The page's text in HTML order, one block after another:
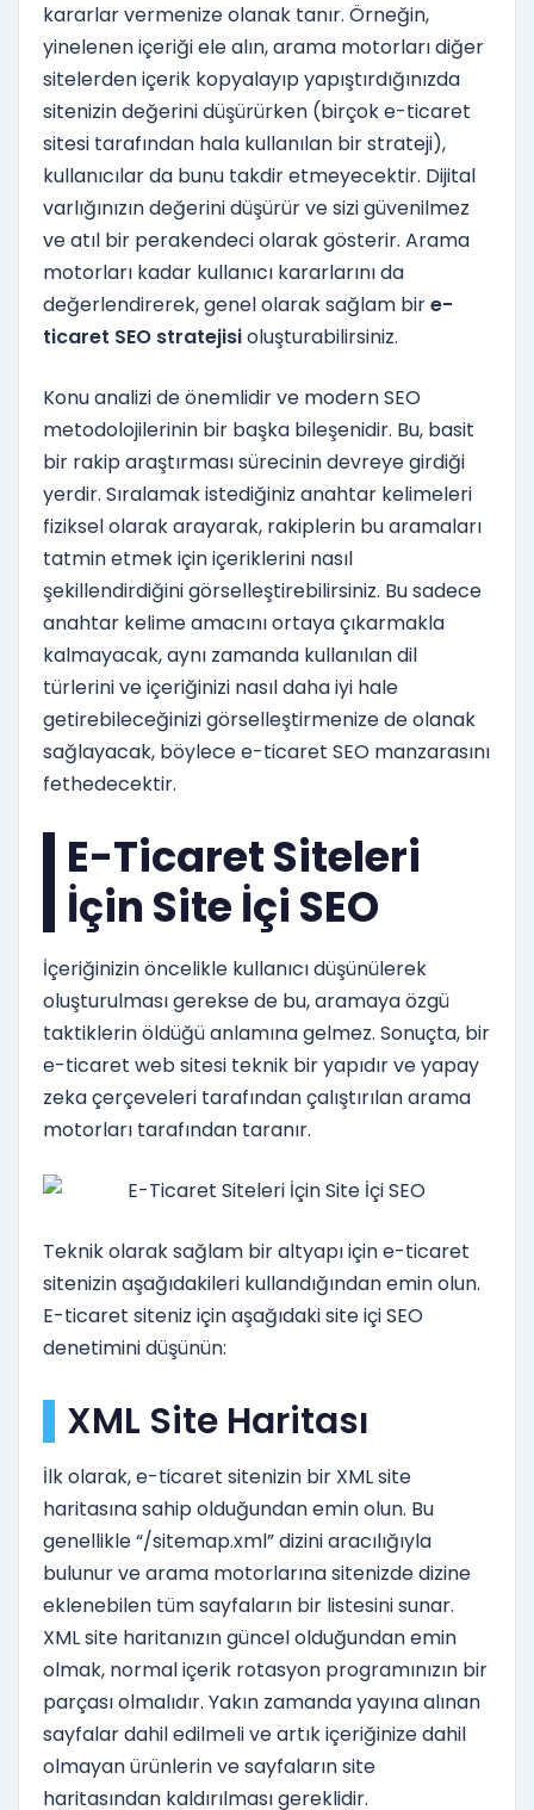
kararlar vermenize olanak tanır. Örneğin,
yinelenen içeriği ele alın, arama motorları diğer
sitelerden içerik kopyalayıp yapıştırdığınızda
sitenizin değerini düşürürken (birçok e-ticaret
sitesi tarafından hala kullanılan bir strateji),
kullanıcılar da bunu takdir etmeyecektir. Dijital
varlığınızın değerini düşürür ve sizi güvenilmez
ve atıl bir perakendeci olarak gösterir. Arama
motorları kadar kullanıcı kararlarını da
değerlendirerek, genel olarak sağlam bire-
ticaret SEO stratejisioluşturabilirsiniz.
Konu analizi de önemlidir ve modern SEO
metodolojilerinin bir başka bileşenidir. Bu, basit
bir rakip araştırması sürecinin devreye girdiği
yerdir. Sıralamak istediğiniz anahtar kelimeleri
fiziksel olarak arayarak, rakiplerin bu aramaları
tatmin etmek için içeriklerini nasıl
şekillendirdiğini görselleştirebilirsiniz. Bu sadece
anahtar kelime amacını ortaya çıkarmakla
kalmayacak, aynı zamanda kullanılan dil
türlerini ve içeriğinizi nasıl daha iyi hale
getirebileceğinizi görselleştirmenize de olanak
sağlayacak, böylece e-ticaret SEO manzarasını
fethedecektir.
E-Ticaret Siteleri
İçin Site İçi SEO
İçeriğinizin öncelikle kullanıcı düşünülerek
oluşturulması gerekse de bu, aramaya özgü
taktiklerin öldüğü anlamına gelmez. Sonuçta, bir
e-ticaret web sitesi teknik bir yapıdır ve yapay
zeka çerçeveleri tarafından çalıştırılan arama
motorları tarafından taranır.
Teknik olarak sağlam bir altyapı için e-ticaret
sitenizin aşağıdakileri kullandığından emin olun.
E-ticaret siteniz için aşağıdaki site içi SEO
denetimini düşünün:
XML Site Haritası
İlk olarak, e-ticaret sitenizin bir XML site
haritasına sahip olduğundan emin olun. Bu
genellikle “/sitemap.xml” dizini aracılığıyla
bulunur ve arama motorlarına sitenizde dizine
eklenebilen tüm sayfaların bir listesini sunar.
XML site haritanızın güncel olduğundan emin
olmak, normal içerik rotasyon programınızın bir
parçası olmalıdır. Yakın zamanda yayına alınan
sayfalar dahil edilmeli ve artık içeriğinize dahil
olmayan ürünlerin ve sayfaların site
haritasından kaldırılması gereklidir.